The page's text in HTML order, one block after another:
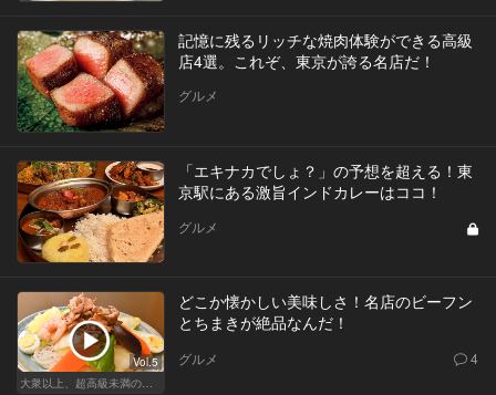
記憶に残るリッチな焼肉体験ができる高級
店4選。これぞ、東京が誇る名店だ！
グルメ
「エキナカでしょ？」の予想を超える！東
京駅にある激旨インドカレーはココ！
グルメ
Vol.5
大衆以上、超高級未満の絶品中華
どこか懐かしい美味しさ！名店のビーフン
とちまきが絶品なんだ！
グルメ 4